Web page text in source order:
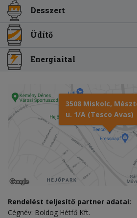
Desszert
Üdítő
Energiaital
3508 Miskolc,
u. 1/A (Tesco Avas)
Rendelést teljesítő partner adatai:
Cégnév: Boldog Hétfő Kft.